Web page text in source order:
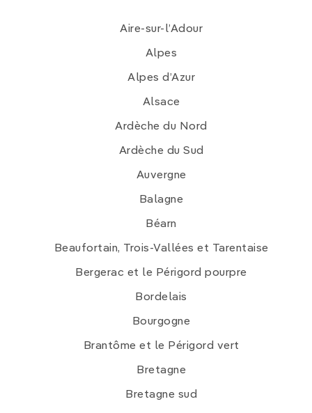
Aire-sur-l’Adour
Alpes
Alpes d’Azur
Alsace
Ardèche du Nord
Ardèche du Sud
Auvergne
Balagne
Béarn
Beaufortain, Trois-Vallées et Tarentaise
Bergerac et le Périgord pourpre
Bordelais
Bourgogne
Brantôme et le Périgord vert
Bretagne
Bretagne sud